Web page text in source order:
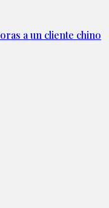
a un cliente chino